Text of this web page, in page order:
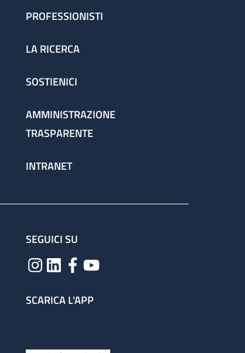
PROFESSIONISTI
LA RICERCA
SOSTIENICI
AMMINISTRAZIONE
TRASPARENTE
INTRANET
SEGUICI SU
SCARICA L'APP